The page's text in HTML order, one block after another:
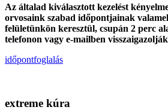
Az általad kiválasztott kezelést
orvosaink szabad időpontjainak
felületünkön keresztül, csupán 2 perc
telefonon vagy e-mailben
időpontfoglalás
extreme kúra